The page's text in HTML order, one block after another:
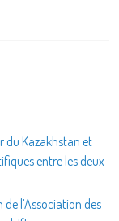
du Kazakhstan et
entre les deux
l’Association des